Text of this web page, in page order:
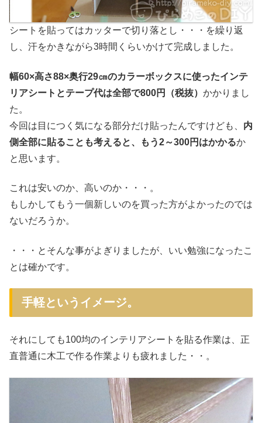
シートを貼ってはカッターで切り落とし・・・を繰り返
し、汗をかきながら3時間くらいかけて完成しました。
幅60×高さ88×奥行29㎝のカラーボックスに使ったインテ
リアシートとテープ代は全部で800円（税抜） かかりまし
た。
今回は目につく気になる部分だけ貼ったんですけども、 内
側全部に貼ることも考えると、もう2～300円はかかるか
と思います。
これは安いのか、高いのか・・・。
もしかしてもう一個新しいのを買った方がよかったのでは
ないだろうか。
・・・とそんな事がよぎりましたが、いい勉強になったこ
とは確かです。
手軽というイメージ。
それにしても100均のインテリアシートを貼る作業は、正
直普通に木工で作る作業よりも疲れました・・。